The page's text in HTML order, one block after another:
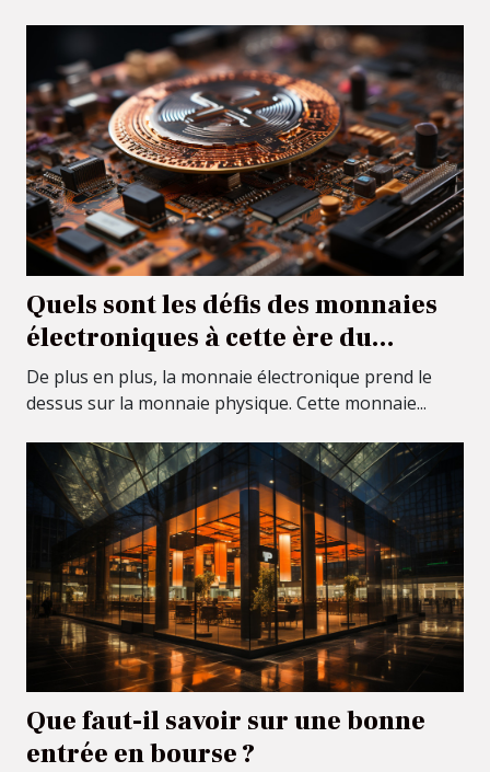
Quels sont les défis des monnaies
électroniques à cette ère du
numérique ?
De plus en plus, la monnaie électronique prend le
dessus sur la monnaie physique. Cette monnaie...
Que faut-il savoir sur une bonne
entrée en bourse ?